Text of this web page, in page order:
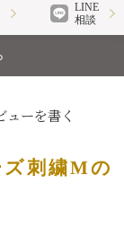
LINE
相談
ーを書く
刺繍Mの